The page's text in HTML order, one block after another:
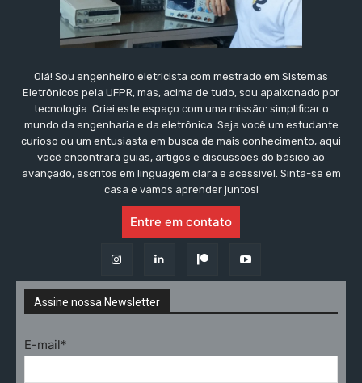
Olá! Sou engenheiro eletricista com mestrado em Sistemas
Eletrônicos pela UFPR, mas, acima de tudo, sou apaixonado por
tecnologia. Criei este espaço com uma missão: simplificar o
mundo da engenharia e da eletrônica. Seja você um estudante
curioso ou um entusiasta em busca de mais conhecimento, aqui
você encontrará guias, artigos e discussões do básico ao
avançado, escritos em linguagem clara e acessível. Sinta-se em
casa e vamos aprender juntos!
Entre em contato
Assine nossa Newsletter
E-mail*